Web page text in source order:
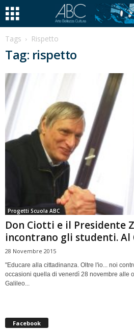
Tags Rispetto
Tag: rispetto
Progetti Scuola ABC
Don Ciotti e il Presidente
incontrano gli studenti. Al
28 Novembre 2015
"Educare alla cittadinanza. Oltre l'io... noi
occasioni quella di venerdì 28 novembre alle
Galileo...
Facebook